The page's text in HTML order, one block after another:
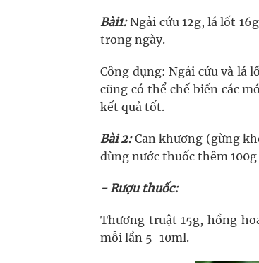
Bài1:Ngải cứu 12g, lá lốt
trong ngày.
Công dụng: Ngải cứu và lá
cũng có thể chế biến các
kết quả tốt.
Bài 2:Can khương (gừng
dùng nước thuốc thêm
- Rượu thuốc:
Thương truật 15g, hồng
mỗi lần 5-10ml.